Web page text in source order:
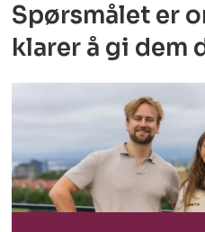
Spørsmålet er
klarer å gi dem